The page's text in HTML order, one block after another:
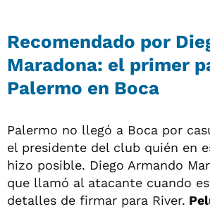
Recomendado por
Maradona: el primer
Palermo en Boca
Palermo no llegó a Boca por
el presidente del club quién en
hizo posible. Diego Armando
que llamó al atacante cuando
detalles de firmar para River.